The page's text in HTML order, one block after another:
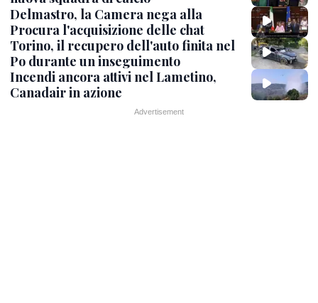
Delmastro, la Camera nega alla
Procura l'acquisizione delle chat
Torino, il recupero dell'auto finita nel
Po durante un inseguimento
Incendi ancora attivi nel Lametino,
Canadair in azione